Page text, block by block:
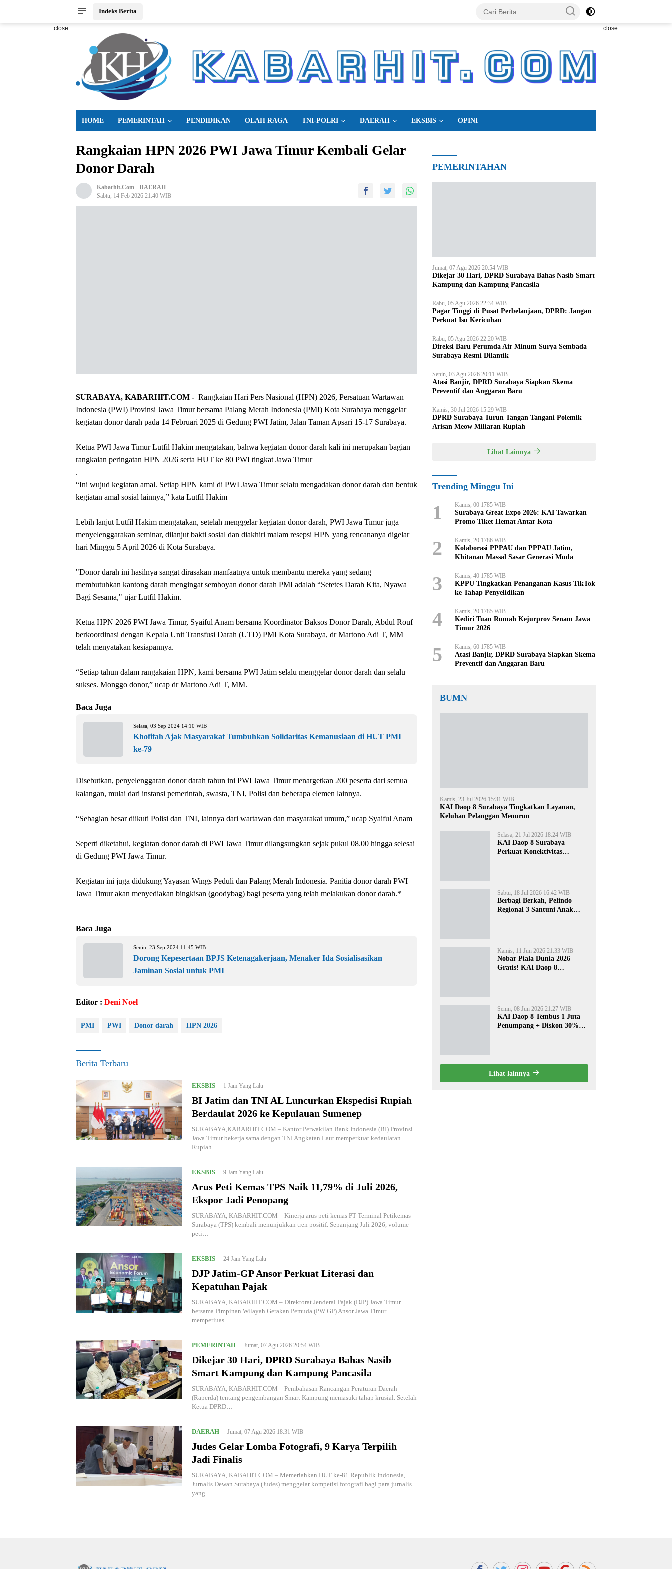
Indeks Berita
close close
HOME PEMERINTAH PENDIDIKAN OLAH RAGA TNI-POLRI DAERAH EKSBIS OPINI
Rangkaian HPN 2026 PWI Jawa Timur Kembali Gelar
Donor Darah
Kabarhit.com - DAERAH
Sabtu, 14 Feb 2026 21:40 WIB
‎SURABAYA, KABARHIT.COM - Rangkaian Hari Pers Nasional (HPN) 2026, Persatuan Wartawan
Indonesia (PWI) Provinsi Jawa Timur bersama Palang Merah Indonesia (PMI) Kota Surabaya menggelar
kegiatan donor darah pada 14 Februari 2025 di Gedung PWI Jatim, Jalan Taman Apsari 15-17 Surabaya.
‎Ketua PWI Jawa Timur Lutfil Hakim mengatakan, bahwa kegiatan donor darah kali ini merupakan bagian
rangkaian peringatan HPN 2026 serta HUT ke 80 PWI tingkat Jawa Timur
‎.
‎“Ini wujud kegiatan amal. Setiap HPN kami di PWI Jawa Timur selalu mengadakan donor darah dan bentuk
kegiatan amal sosial lainnya,” kata Lutfil Hakim
‎Lebih lanjut Lutfil Hakim mengatakan, setelah menggelar kegiatan donor darah, PWI Jawa Timur juga
menyelenggarakan seminar, dilanjut bakti sosial dan diakhiri malam resepsi HPN yang rencananya digelar
hari Minggu 5 April 2026 di Kota Surabaya.
‎"Donor darah ini hasilnya sangat dirasakan manfaatnya untuk membantu mereka yang sedang
membutuhkan kantong darah mengingat semboyan donor darah PMI adalah “Setetes Darah Kita, Nyawa
Bagi Sesama," ujar Lutfil Hakim.
Ketua HPN 2026 PWI Jawa Timur, Syaiful Anam bersama Koordinator Baksos Donor Darah, Abdul Rouf
berkoordinasi dengan Kepala Unit Transfusi Darah (UTD) PMI Kota Surabaya, dr Martono Adi T, MM
telah menyatakan kesiapannya.
“Setiap tahun dalam rangakaian HPN, kami bersama PWI Jatim selalu menggelar donor darah dan selalu
sukses. Monggo donor,” ucap dr Martono Adi T, MM.
Baca Juga
Selasa, 03 Sep 2024 14:10 WIB
Khofifah Ajak Masyarakat Tumbuhkan Solidaritas Kemanusiaan di HUT PMI
ke-79
‎Disebutkan, penyelenggaran donor darah tahun ini PWI Jawa Timur menargetkan 200 peserta dari semua
kalangan, mulai dari instansi pemerintah, swasta, TNI, Polisi dan beberapa elemen lainnya.
‎“Sebagian besar diikuti Polisi dan TNI, lainnya dari wartawan dan masyarakat umum,” ucap Syaiful Anam
‎Seperti diketahui, kegiatan donor darah di PWI Jawa Timur dilangsungkan sejak pukul 08.00 hingga selesai
di Gedung PWI Jawa Timur.
‎Kegiatan ini juga didukung Yayasan Wings Peduli dan Palang Merah Indonesia. Panitia donor darah PWI
Jawa Timur akan menyediakan bingkisan (goodybag) bagi peserta yang telah melakukan donor darah.*
Baca Juga
Senin, 23 Sep 2024 11:45 WIB
Dorong Kepesertaan BPJS Ketenagakerjaan, Menaker Ida Sosialisasikan
Jaminan Sosial untuk PMI
Editor : Deni Noel
PMI PWI Donor darah HPN 2026
Berita Terbaru
EKSBIS 1 Jam Yang Lalu
BI Jatim dan TNI AL Luncurkan Ekspedisi Rupiah
Berdaulat 2026 ke Kepulauan Sumenep
SURABAYA,KABARHIT.COM – Kantor Perwakilan Bank Indonesia (BI) Provinsi
Jawa Timur bekerja sama dengan TNI Angkatan Laut memperkuat kedaulatan
Rupiah…
EKSBIS 9 Jam Yang Lalu
Arus Peti Kemas TPS Naik 11,79% di Juli 2026,
Ekspor Jadi Penopang
SURABAYA, KABARHIT.COM – Kinerja arus peti kemas PT Terminal Petikemas
Surabaya (TPS) kembali menunjukkan tren positif. Sepanjang Juli 2026, volume
peti…
EKSBIS 24 Jam Yang Lalu
DJP Jatim-GP Ansor Perkuat Literasi dan
Kepatuhan Pajak
SURABAYA, KABARHIT.COM – Direktorat Jenderal Pajak (DJP) Jawa Timur
bersama Pimpinan Wilayah Gerakan Pemuda (PW GP) Ansor Jawa Timur
memperluas…
PEMERINTAH Jumat, 07 Agu 2026 20:54 WIB
Dikejar 30 Hari, DPRD Surabaya Bahas Nasib
Smart Kampung dan Kampung Pancasila
SURABAYA, KABARHIT.COM – Pembahasan Rancangan Peraturan Daerah
(Raperda) tentang pengembangan Smart Kampung memasuki tahap krusial. Setelah
Ketua DPRD…
DAERAH Jumat, 07 Agu 2026 18:31 WIB
Judes Gelar Lomba Fotografi, 9 Karya Terpilih
Jadi Finalis
SURABAYA, KABAHIT.COM – Memeriahkan HUT ke-81 Republik Indonesia,
Jurnalis Dewan Surabaya (Judes) menggelar kompetisi fotografi bagi para jurnalis
yang…
PEMERINTAHAN
Jumat, 07 Agu 2026 20:54 WIB
Dikejar 30 Hari, DPRD Surabaya Bahas Nasib Smart
Kampung dan Kampung Pancasila
Rabu, 05 Agu 2026 22:34 WIB
Pagar Tinggi di Pusat Perbelanjaan, DPRD: Jangan
Perkuat Isu Kericuhan
Rabu, 05 Agu 2026 22:20 WIB
Direksi Baru Perumda Air Minum Surya Sembada
Surabaya Resmi Dilantik
Senin, 03 Agu 2026 20:11 WIB
Atasi Banjir, DPRD Surabaya Siapkan Skema
Preventif dan Anggaran Baru
Kamis, 30 Jul 2026 15:29 WIB
DPRD Surabaya Turun Tangan Tangani Polemik
Arisan Meow Miliaran Rupiah
Lihat Lainnya
Trending Minggu Ini
1 Kamis, 00 1785 WIB
Surabaya Great Expo 2026: KAI Tawarkan
Promo Tiket Hemat Antar Kota
2 Kamis, 20 1786 WIB
Kolaborasi PPPAU dan PPPAU Jatim,
Khitanan Massal Sasar Generasi Muda
3 Kamis, 40 1785 WIB
KPPU Tingkatkan Penanganan Kasus TikTok
ke Tahap Penyelidikan
4 Kamis, 20 1785 WIB
Kediri Tuan Rumah Kejurprov Senam Jawa
Timur 2026
5 Kamis, 60 1785 WIB
Atasi Banjir, DPRD Surabaya Siapkan Skema
Preventif dan Anggaran Baru
BUMN
Kamis, 23 Jul 2026 15:31 WIB
KAI Daop 8 Surabaya Tingkatkan Layanan,
Keluhan Pelanggan Menurun
Selasa, 21 Jul 2026 18:24 WIB
KAI Daop 8 Surabaya
Perkuat Konektivitas
Sabtu, 18 Jul 2026 16:42 WIB
Berbagi Berkah, Pelindo
Regional 3 Santuni Anak
Kamis, 11 Jun 2026 21:33 WIB
Nobar Piala Dunia 2026
Gratis! KAI Daop 8
Senin, 08 Jun 2026 21:27 WIB
KAI Daop 8 Tembus 1 Juta
Penumpang + Diskon 30%
Lihat lainnya